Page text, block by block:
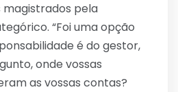
pela
“Foi uma opção
é do gestor,
onde vossas
as vossas contas?